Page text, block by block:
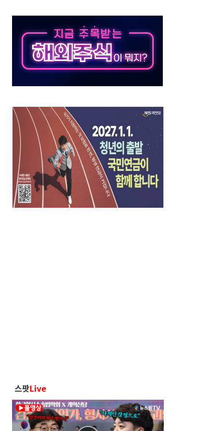
'의 대민 봉사
사… 올해 10번째·42일 만 도발
기… 반군·마약카르텔이 습득해 전투 활용
부식 물질"
...외국인 노동자 숨져
스팟Live